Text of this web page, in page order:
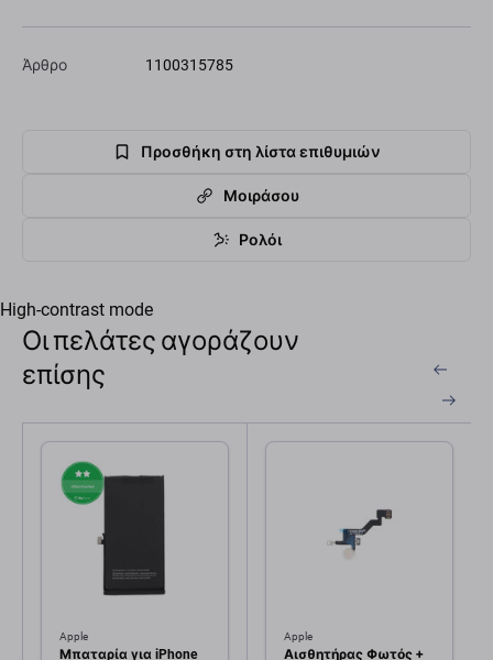
Άρθρο 1100315785
Προσθήκη στη λίστα επιθυμιών
Μοιράσου
Ρολόι
High-contrast mode
Οι πελάτες αγοράζουν
επίσης
Apple
Μπαταρία για iPhone
Apple
Αισθητήρας Φωτός +